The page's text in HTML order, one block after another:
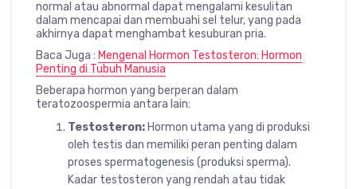
normal atau abnormal dapat mengalami kesulitan
dalam mencapai dan membuahi sel telur, yang pada
akhirnya dapat menghambat kesuburan pria.
Baca Juga : Mengenal Hormon Testosteron: Hormon
Penting di Tubuh Manusia
Beberapa hormon yang berperan dalam
teratozoospermia antara lain:
Testosteron: Hormon utama yang di produksi
oleh testis dan memiliki peran penting dalam
proses spermatogenesis (produksi sperma).
Kadar testosteron yang rendah atau tidak